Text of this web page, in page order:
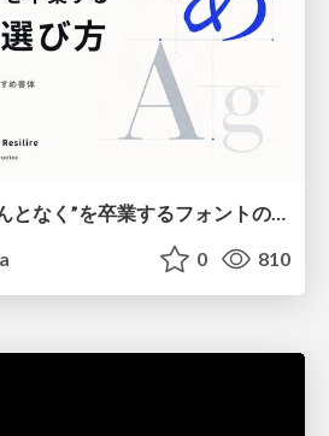
もう迷わない！“なんとなく”を卒業するフォントの選び方【村田俊英】
0 810